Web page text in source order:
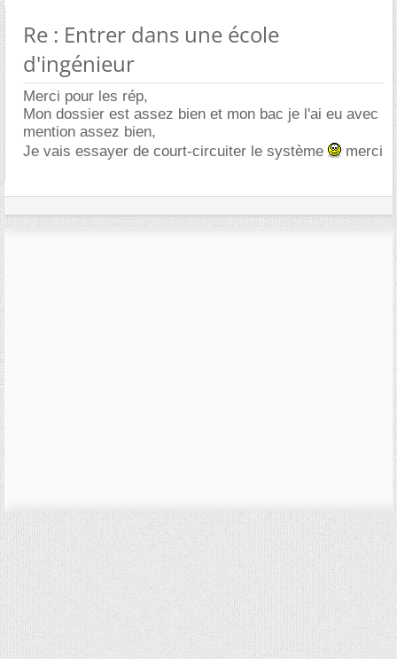
Re : Entrer dans une école
d'ingénieur
Merci pour les rép,
Mon dossier est assez bien et mon bac je l'ai eu avec
mention assez bien,
Je vais essayer de court-circuiter le système
merci